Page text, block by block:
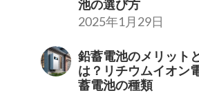
池の選び方
2025年1月29日
鉛蓄電池のメリット
は？リチウムイオン
蓄電池の種類